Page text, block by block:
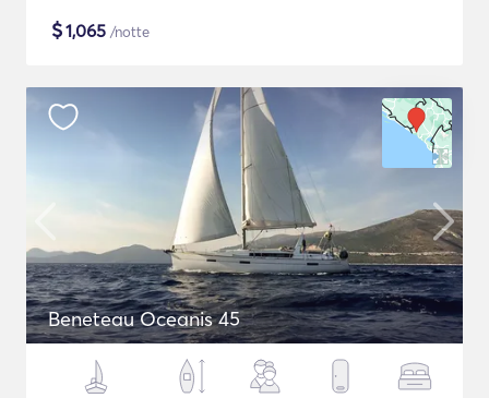
$1,065 /notte
Beneteau Oceanis 45